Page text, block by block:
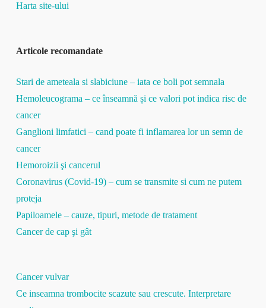
Harta site-ului
Articole recomandate
Stari de ameteala si slabiciune – iata ce boli pot semnala
Hemoleucograma – ce înseamnă și ce valori pot indica risc de
cancer
Ganglioni limfatici – cand poate fi inflamarea lor un semn de
cancer
Hemoroizii şi cancerul
Coronavirus (Covid-19) – cum se transmite si cum ne putem
proteja
Papiloamele – cauze, tipuri, metode de tratament
Cancer de cap şi gât
Cancer vulvar
Ce inseamna trombocite scazute sau crescute. Interpretare